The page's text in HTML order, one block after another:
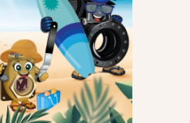
alla nostra newsletter per